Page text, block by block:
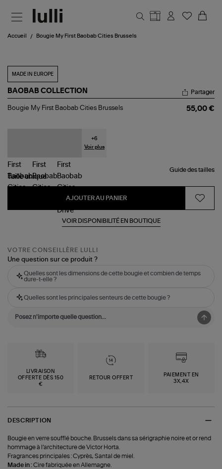
Accueil Bougie My First Baobab Cities Brussels
MADE IN EUROPE
BAOBAB COLLECTION
Bougie
Partager
Bougie My First Baobab Cities Brussels 55,00 €
+6
Voir plus
Guide des tailles
Tailleunique
AJOUTER AU PANIER
VOIR DISPONIBILITÉ EN BOUTIQUE
VOTRE CONSEILLÈRE LULLI
Une question sur ce produit ?
Quelles sont les dimensions de cette bougie et combien de temps
dure-t-elle ?
Quelles sont les principales senteurs de cette bougie ?
LIVRAISON
OFFERTE DÈS 150
€
RETOUR OFFERT
PAIEMENT EN
3X,4X
DESCRIPTION
Bougie en verre soufflé bouche. Brussels dans sa sérigraphie noire et or rend
hommage à l’architecture de Victor Horta.
Fragrances principales : Cyprès, Santal de miel.
Made in :Cire fabriquée en Allemagne.